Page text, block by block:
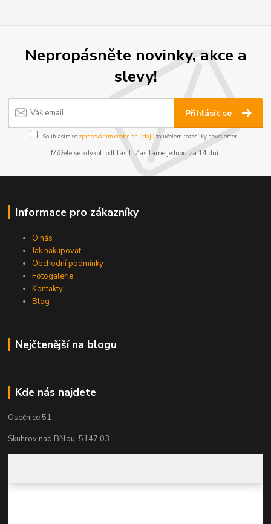
Nepropásněte novinky, akce a
slevy!
Přihlásit se
Souhlasím se zpracováním osobních údajůza účelem rozesílky newsletteru.
Můžete se kdykoli odhlásit. Zasíláme jednou za 14 dní.
Informace pro zákazníky
O nás
Jak nakupovat
Obchodní podmínky
Fotogalerie
Kontakty
Blog
Nejčtenější na blogu
Kde nás najdete
Osečnice 51
Skuhrov nad Bělou, 5147 03